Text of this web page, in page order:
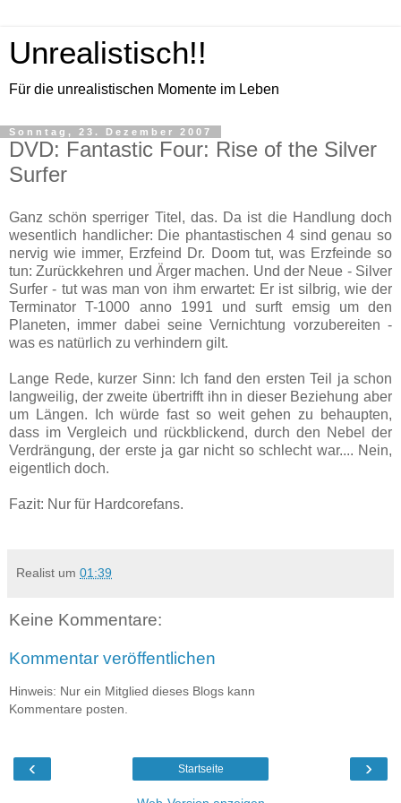
Unrealistisch!!
Für die unrealistischen Momente im Leben
Sonntag, 23. Dezember 2007
DVD: Fantastic Four: Rise of the Silver
Surfer
Ganz schön sperriger Titel, das. Da ist die Handlung doch
wesentlich handlicher: Die phantastischen 4 sind genau so
nervig wie immer, Erzfeind Dr. Doom tut, was Erzfeinde so
tun: Zurückkehren und Ärger machen. Und der Neue - Silver
Surfer - tut was man von ihm erwartet: Er ist silbrig, wie der
Terminator T-1000 anno 1991 und surft emsig um den
Planeten, immer dabei seine Vernichtung vorzubereiten -
was es natürlich zu verhindern gilt.
Lange Rede, kurzer Sinn: Ich fand den ersten Teil ja schon
langweilig, der zweite übertrifft ihn in dieser Beziehung aber
um Längen. Ich würde fast so weit gehen zu behaupten,
dass im Vergleich und rückblickend, durch den Nebel der
Verdrängung, der erste ja gar nicht so schlecht war.... Nein,
eigentlich doch.
Fazit: Nur für Hardcorefans.
Realist um 01:39
Keine Kommentare:
Kommentar veröffentlichen
Hinweis: Nur ein Mitglied dieses Blogs kann
Kommentare posten.
‹ ›
Startseite